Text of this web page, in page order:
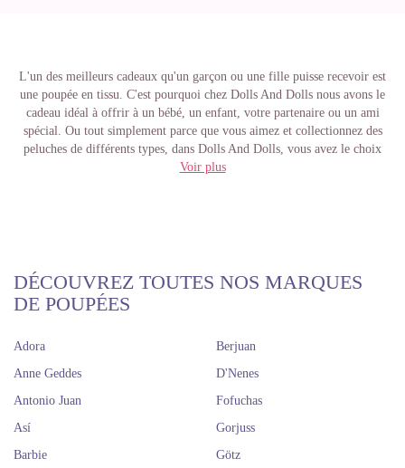
L'un des meilleurs cadeaux qu'un garçon ou une fille puisse recevoir est
une poupée en tissu. C'est pourquoi chez Dolls And Dolls nous avons le
cadeau idéal à offrir à un bébé, un enfant, votre partenaire ou un ami
spécial. Ou tout simplement parce que vous aimez et collectionnez des
peluches de différents types, dans Dolls And Dolls, vous avez le choix
entre un large éventail de marques et de modèles: des ours en peluche aux
peluche
peluche de 40 cm de haut à un mètre ou des animaux en peluche géants.
Personne ne pourra résister à un bon câlin d'ours d'un nounours de cette
taille! Elles sont douces, chaudes, tendres, idéales pour accompagner la
nuit ou pour décorer n'importe quelle pièce. Sans aucun doute un cadeau
Chez Dolls And Dolls, nous vous proposons des animaux en peluche de la
marque
de différents types. Des beaux chiens aux yeux
Voir plus
DÉCOUVREZ TOUTES NOS MARQUES
DE POUPÉES
Adora
Anne Geddes
Antonio Juan
Así
Barbie
Berjuan
D'Nenes
Fofuchas
Gorjuss
Götz